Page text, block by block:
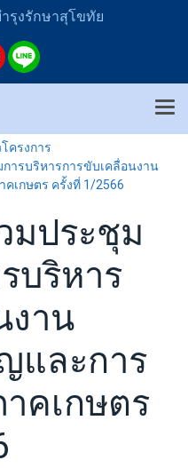
รุงรักษาสุโขทัย
ครงการ
ารบริหารการขับเคลื่อนงาน
เกษตร ครั้งที่ 1/2566
มประชุม
บริหาร
งาน
และการ
คเกษตร